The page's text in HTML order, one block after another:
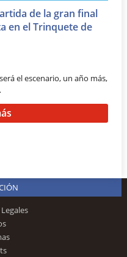
de la gran final
en el Trinquete de
el escenario, un año más,